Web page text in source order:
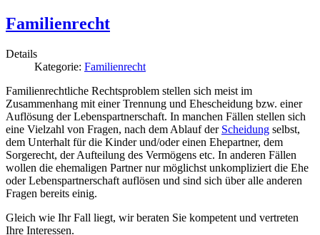
Familienrecht
Details
Kategorie: Familienrecht
Familienrechtliche Rechtsproblem stellen sich meist im
Zusammenhang mit einer Trennung und Ehescheidung bzw. einer
Auflösung der Lebenspartnerschaft. In manchen Fällen stellen sich
eine Vielzahl von Fragen, nach dem Ablauf der Scheidung selbst,
dem Unterhalt für die Kinder und/oder einen Ehepartner, dem
Sorgerecht, der Aufteilung des Vermögens etc. In anderen Fällen
wollen die ehemaligen Partner nur möglichst unkompliziert die Ehe
oder Lebenspartnerschaft auflösen und sind sich über alle anderen
Fragen bereits einig.
Gleich wie Ihr Fall liegt, wir beraten Sie kompetent und vertreten
Ihre Interessen.